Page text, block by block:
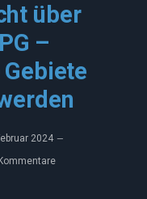
über
–
2024